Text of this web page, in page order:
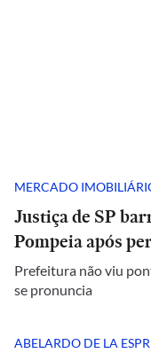
MERCADO
Justiça de SP
Pompeia após
Prefeitura não viu
se pronuncia
ABELARDO DE LA